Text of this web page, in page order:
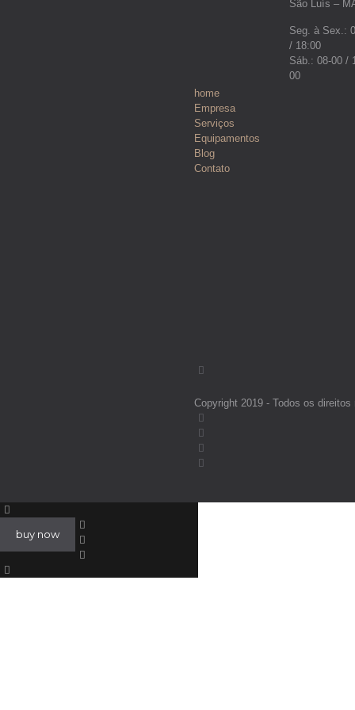
home
Empresa
Serviços
Equipamentos
Blog
Contato
São Luís –
Seg. à Sex.:
/ 18:00
Sáb.: 08-00 /
00
Copyright 2019 - Todos os
buy now